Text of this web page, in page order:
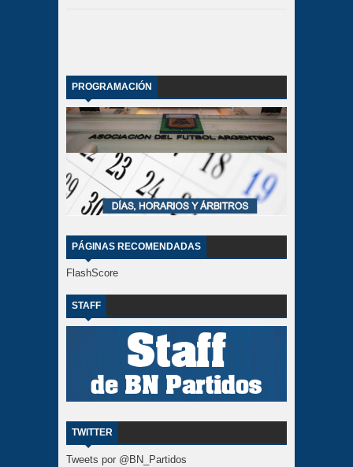
PROGRAMACIÓN
PÁGINAS RECOMENDADAS
FlashScore
STAFF
TWITTER
Tweets por @BN_Partidos